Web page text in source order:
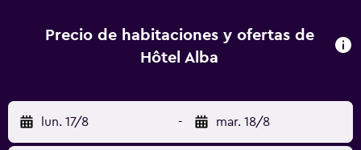
acceso a Internet wifi gratis. Los servicios para las
personas de negocios incluyen escritorio y teléfono. Se
indican más abajo en las instalaciones o cerca del
alojamiento (es posible que se aplique un recargo).
Precio de habitaciones y ofertas de
Hôtel Alba
lun. 17/8 - mar. 18/8